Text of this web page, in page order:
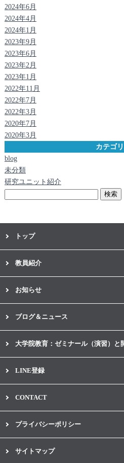
2024年6月
2024年4月
2024年1月
2023年9月
2023年6月
2023年2月
2023年1月
2022年11月
2022年7月
2022年3月
2020年7月
2020年3月
カテゴ
blog
未分類
研究ユニット紹介
トップ
教員紹介
お知らせ
ブログ＆ニュース
大学院教育：ゼミナール（演習）と
LINE登録
CONTACT
プライバシーポリシー
サイトマップ